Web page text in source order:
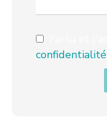
confidentialité